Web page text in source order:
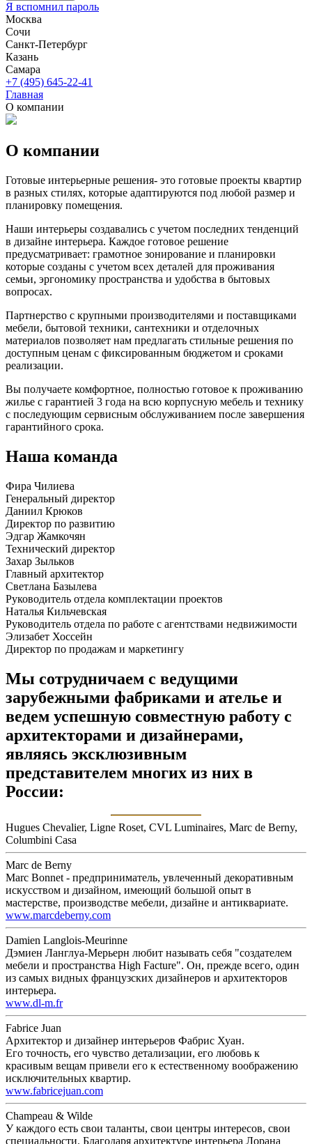
Я вспомнил пароль
Москва
Сочи
Санкт-Петербург
Казань
Самара
+7 (495) 645-22-41
Главная
О компании
О компании
Готовые интерьерные решения- это готовые проекты квартир
в разных стилях, которые адаптируются под любой размер и
планировку помещения.
Наши интерьеры создавались с учетом последних тенденций
в дизайне интерьера. Каждое готовое решение
предусматривает: грамотное зонирование и планировки
которые созданы с учетом всех деталей для проживания
семьи, эргономику пространства и удобства в бытовых
вопросах.
Партнерство с крупными производителями и поставщиками
мебели, бытовой техники, сантехники и отделочных
материалов позволяет нам предлагать стильные решения по
доступным ценам с фиксированным бюджетом и сроками
реализации.
Вы получаете комфортное, полностью готовое к проживанию
жилье с гарантией 3 года на всю корпусную мебель и технику
с последующим сервисным обслуживанием после завершения
гарантийного срока.
Наша команда
Фира Чилиева
Генеральный директор
Даниил Крюков
Директор по развитию
Эдгар Жамкочян
Технический директор
Захар Зыльков
Главный архитектор
Светлана Базылева
Руководитель отдела комплектации проектов
Наталья Кильчевская
Руководитель отдела по работе с агентствами недвижимости
Элизабет Хоссейн
Директор по продажам и маркетингу
Мы сотрудничаем с ведущими
зарубежными фабриками и ателье и
ведем успешную совместную работу с
архитекторами и дизайнерами,
являясь эксклюзивным
представителем многих из них в
России:
Hugues Chevalier, Ligne Roset, CVL Luminaires, Marc de Berny,
Columbini Casa
Marc de Berny
Marc Bonnet - предприниматель, увлеченный декоративным
искусством и дизайном, имеющий большой опыт в
мастерстве, производстве мебели, дизайне и антиквариате.
www.marcdeberny.com
Damien Langlois-Meurinne
Дэмиен Ланглуа-Мерьерн любит называть себя "создателем
мебели и пространства High Facture". Он, прежде всего, один
из самых видных французских дизайнеров и архитекторов
интерьера.
www.dl-m.fr
Fabrice Juan
Архитектор и дизайнер интерьеров Фабрис Хуан.
Его точность, его чувство детализации, его любовь к
красивым вещам привели его к естественному воображению
исключительных квартир.
www.fabricejuan.com
Champeau & Wilde
У каждого есть свои таланты, свои центры интересов, свои
специальности. Благодаря архитектуре интерьера Лорана